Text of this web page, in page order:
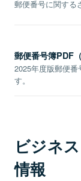
郵便番号に関する
郵便番号簿PDF
2025年度版郵便
す。
ビジネ
情報